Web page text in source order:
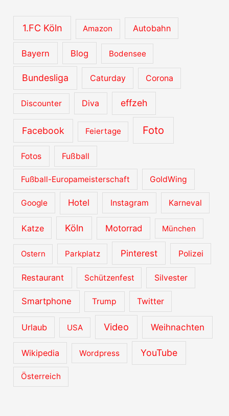
1.FC Köln Amazon Autobahn
Bayern Blog Bodensee
Bundesliga Caturday Corona
Discounter Diva effzeh
Facebook Feiertage Foto
Fotos Fußball
Fußball-Europameisterschaft GoldWing
Google Hotel Instagram Karneval
Katze Köln Motorrad München
Ostern Parkplatz Pinterest Polizei
Restaurant Schützenfest Silvester
Smartphone Trump Twitter
Urlaub USA Video Weihnachten
Wikipedia Wordpress YouTube
Österreich